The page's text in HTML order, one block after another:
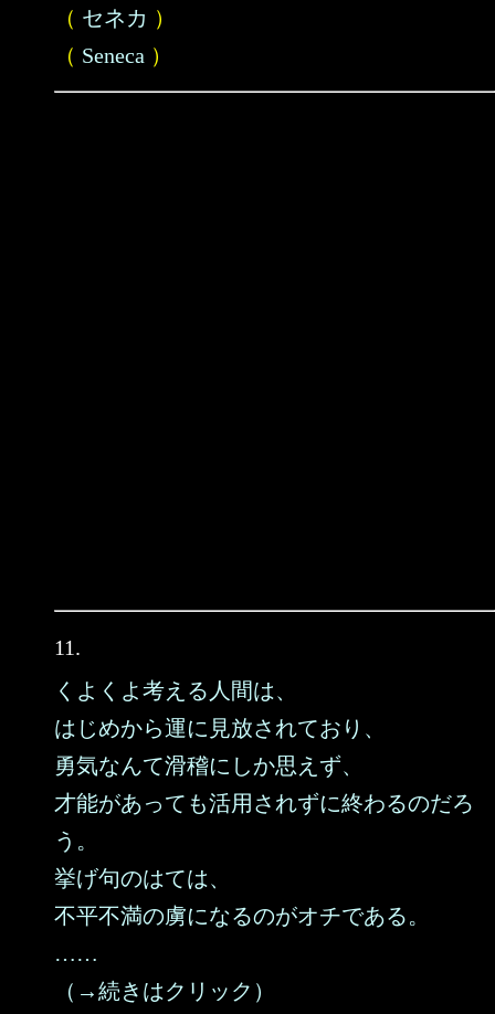
（ セネカ ）
（ Seneca ）
11.
くよくよ考える人間は、
はじめから運に見放されており、
勇気なんて滑稽にしか思えず、
才能があっても活用されずに終わるのだろ
う。
挙げ句のはては、
不平不満の虜になるのがオチである。
……
（→続きはクリック）